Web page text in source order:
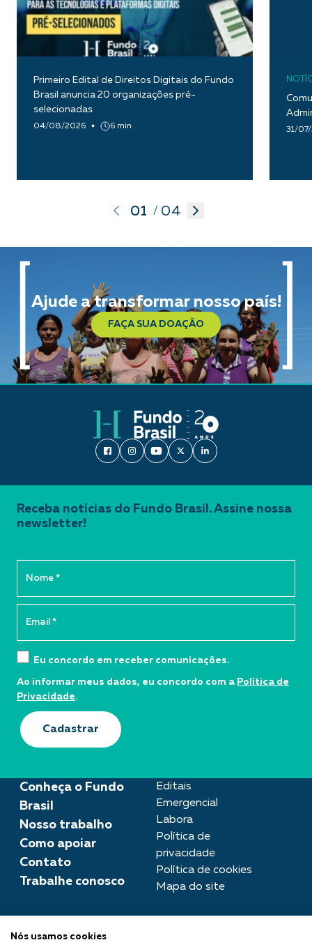
Primeiro Edital de Direitos Digitais do Fundo
Brasil anuncia 20 organizações pré-
selecionadas
04/08/2026 6 min 31/
01 / 04
Ajude a transformar nosso país!
FAÇA SUA DOAÇÃO
Conheça o Fundo
Brasil
Nosso trabalho
Como apoiar
Contato
Trabalhe conosco
Editais
Emergencial
Labora
Política de
privacidade
Política de cookies
Mapa do site
imprensa@fundobrasil.org.br
Receba notícias do Fundo Brasil. Assine nossa
newsletter!
Eu concordo em receber comunicações.
Ao informar meus dados, eu concordo com a Política de
Privacidade.
Cadastrar
Nós usamos cookies